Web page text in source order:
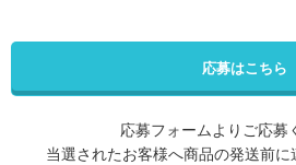
応募はこちら
応募フォームよりご応募
当選されたお客様へ商品の発送前に